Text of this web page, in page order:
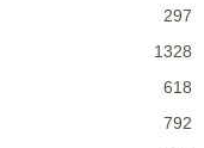
297
1328
618
792